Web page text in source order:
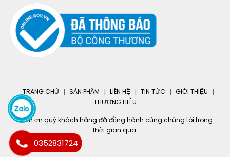
TRANG CHỦ SẢN PHẨM LIÊN HỆ TIN TỨC
GIỚI THIỆU
THƯƠNG HIỆU
Cảm ơn quý khách hàng đã đồng hành cùng chúng tôi trong
thời gian qua.
0352831724